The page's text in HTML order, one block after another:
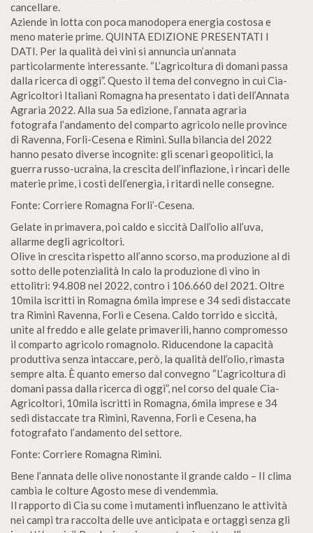
cancellare.
Aziende in lotta con poca manodopera energia costosa e
meno materie prime. QUINTA EDIZIONE PRESENTATI I
DATI. Per la qualità dei vini si annuncia un’annata
particolarmente interessante. “L’agricoltura di domani passa
dalla ricerca di oggi”. Questo il tema del convegno in cui Cia-
Agricoltori Italiani Romagna ha presentato i dati dell’Annata
Agraria 2022. Alla sua 5a edizione, l’annata agraria
fotografa l’andamento del comparto agricolo nelle province
di Ravenna, Forlì-Cesena e Rimini. Sulla bilancia del 2022
hanno pesato diverse incognite: gli scenari geopolitici, la
guerra russo-ucraina, la crescita dell’inflazione, i rincari delle
materie prime, i costi dell’energia, i ritardi nelle consegne.
Fonte: Corriere Romagna Forli’-Cesena.
Gelate in primavera, poi caldo e siccità Dall’olio all’uva,
allarme degli agricoltori.
Olive in crescita rispetto all’anno scorso, ma produzione al di
sotto delle potenzialità In calo la produzione di vino in
ettolitri: 94.808 nel 2022, contro i 106.660 del 2021. Oltre
10mila iscritti in Romagna 6mila imprese e 34 sedi distaccate
tra Rimini Ravenna, Forlì e Cesena. Caldo torrido e siccità,
unite al freddo e alle gelate primaverili, hanno compromesso
il comparto agricolo romagnolo. Riducendone la capacità
produttiva senza intaccare, però, la qualità dell’olio, rimasta
sempre alta. È quanto emerso dal convegno “L’agricoltura di
domani passa dalla ricerca di oggi”, nel corso del quale Cia-
Agricoltori, 10mila iscritti in Romagna, 6mila imprese e 34
sedi distaccate tra Rimini, Ravenna, Forlì e Cesena, ha
fotografato l’andamento del settore.
Fonte: Corriere Romagna Rimini.
Bene l’annata delle olive nonostante il grande caldo – II clima
cambia le colture Agosto mese di vendemmia.
Il rapporto di Cia su come i mutamenti influenzano le attività
nei campi tra raccolta delle uve anticipata e ortaggi senza gli